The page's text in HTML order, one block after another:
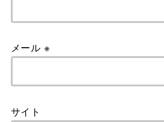
メール ※
サイト